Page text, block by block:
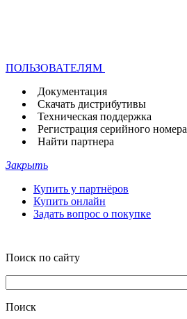
ПОЛЬЗОВАТЕЛЯМ
Документация
Скачать дистрибутивы
Техническая поддержка
Регистрация серийного номера
Найти партнера
Закрыть
Купить у партнёров
Купить онлайн
Задать вопрос о покупке
Поиск по сайту
Поиск